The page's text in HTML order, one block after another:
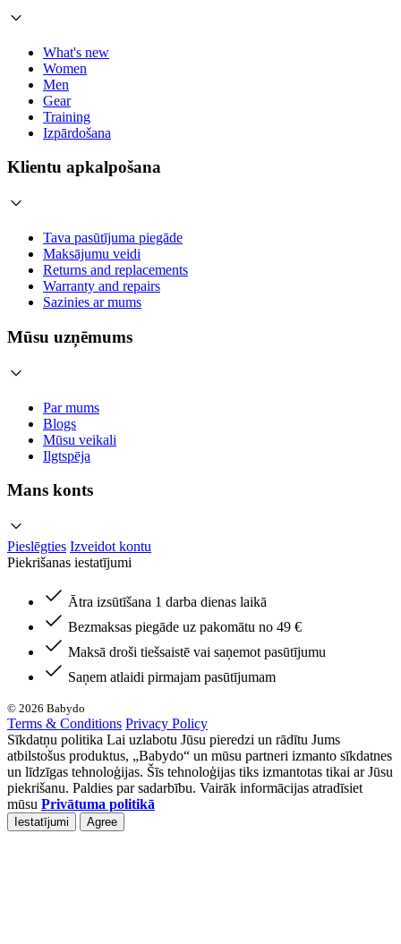
What's new
Women
Men
Gear
Training
Izpārdošana
Klientu apkalpošana
Tava pasūtījuma piegāde
Maksājumu veidi
Returns and replacements
Warranty and repairs
Sazinies ar mums
Mūsu uzņēmums
Par mums
Blogs
Mūsu veikali
Ilgtspēja
Mans konts
Pieslēgties Izveidot kontu
Piekrišanas iestatījumi
Ātra izsūtīšana 1 darba dienas laikā
Bezmaksas piegāde uz pakomātu no 49 €
Maksā droši tiešsaistē vai saņemot pasūtījumu
Saņem atlaidi pirmajam pasūtījumam
© 2026 Babydo
Terms & Conditions Privacy Policy
Sīkdatņu politika Lai uzlabotu Jūsu pieredzi un rādītu Jums
atbilstošus produktus, „Babydo“ un mūsu partneri izmanto sīkdatnes
un līdzīgas tehnoloģijas. Šīs tehnoloģijas tiks izmantotas tikai ar Jūsu
piekrišanu. Paldies par sadarbību. Vairāk informācijas atradīsiet
mūsu Privātuma politikā
Iestatījumi Agree